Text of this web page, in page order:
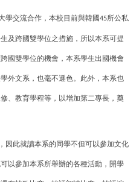
學交流合作，本校目前與韓國45所公私
及跨國雙學位之措施，所以本系可提
國雙學位的機會，本系學生出國機會
外文系，也毫不遜色。此外，本系也
、教育學程等，以增加第二專長，奠
因此就讀本系的同學不但可以參加文化
以參加本系所舉辦的各種活動，開學